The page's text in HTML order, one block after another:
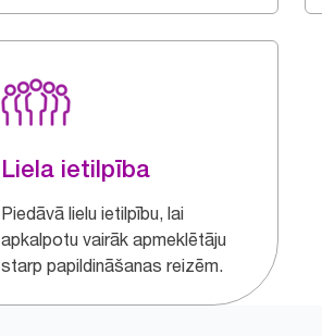
Liela ietilpība
Piedāvā lielu ietilpību, lai
apkalpotu vairāk apmeklētāju
starp papildināšanas reizēm.